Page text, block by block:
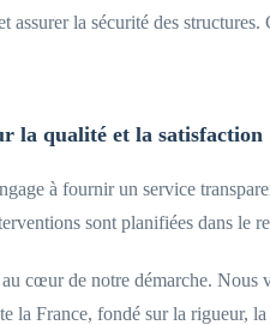
assurer la sécurité des
la qualité et la satisfaction
à fournir un service
sont planifiées dans le
cœur de notre démarche.
la France, fondé sur la rigueur,